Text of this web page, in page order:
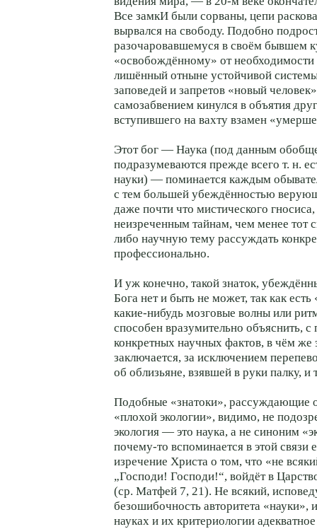
Все замкИ были сорваны, цепи
вырвался на свободу. Подобно
разочаровавшемуся в своём бывшем
«освобождённому» от необходимости
лишённый отныне устойчивой
заповедей и запретов «новый
самозабвением кинулся в объятия
вступившего на вахту взамен
Этот бог — Наука (под данным
подразумеваются прежде всего т. н.
науки) — поминается каждым
с тем большей убеждённостью
даже почти что мистического
неизреченным тайнам, чем менее тот
либо научную тему рассуждать
профессионально.
И уж конечно, такой знаток,
Бога нет и быть не может, так как
какие-нибудь мозговые волны или
способен вразумительно объяснить,
конкретных научных фактов, в чём же
заключается, за исключением
об облизьяне, взявшей в руки палку, и
Подобные «знатоки», рассуждающие
«плохой экологии», видимо, не
экология — это наука, а не синоним
почему-то вспоминается в этой связи
изречение Христа о том, что «не
„Господи! Господи!“, войдёт в
(ср. Матфей 7, 21). Не всякий,
безошибочность авторитета «науки»,
науках и их критериологии